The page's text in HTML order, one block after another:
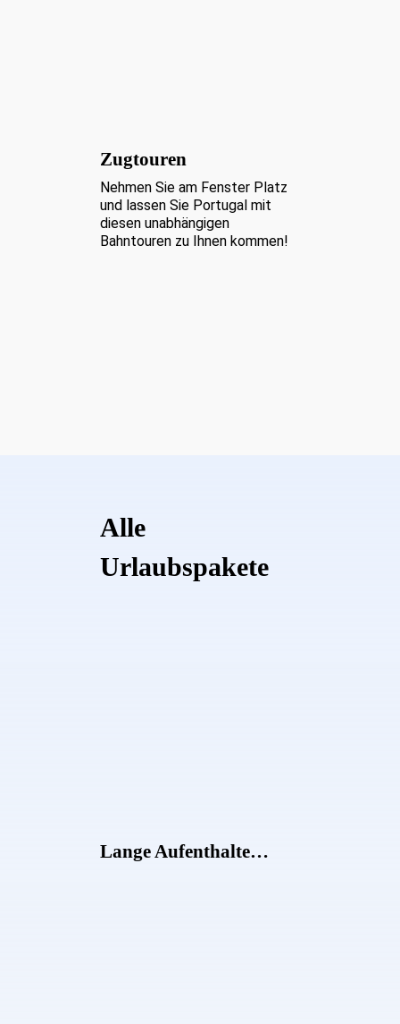
Zugtouren
Nehmen Sie am Fenster Platz
und lassen Sie Portugal mit
diesen unabhängigen
Bahntouren zu Ihnen kommen!
Alle
Urlaubspakete
Lange Aufenthalte…